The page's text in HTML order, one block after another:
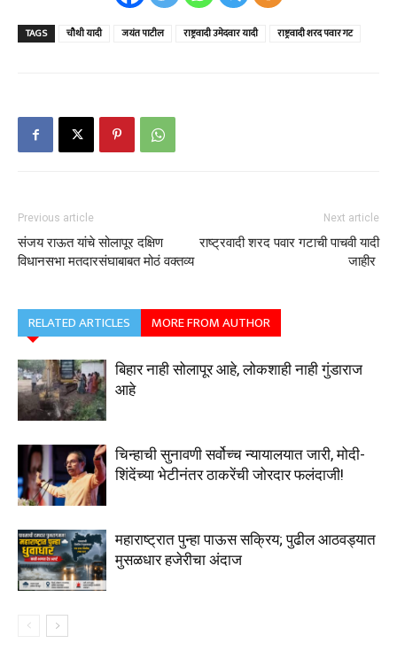
TAGS चौथी यादी जयंत पाटील राष्ट्रवादी उमेदवार यादी राष्ट्रवादी शरद पवार गट
Previous article
संजय राऊत यांचे सोलापूर दक्षिण
विधानसभा मतदारसंघाबाबत मोठं वक्तव्य
Next article
राष्ट्रवादी शरद पवार गटाची पाचवी यादी
जाहीर
RELATED ARTICLES MORE FROM AUTHOR
बिहार नाही सोलापूर आहे, लोकशाही नाही गुंडाराज
आहे
चिन्हाची सुनावणी सर्वोच्च न्यायालयात जारी, मोदी-
शिंदेंच्या भेटीनंतर ठाकरेंची जोरदार फलंदाजी!
महाराष्ट्रात पुन्हा पाऊस सक्रिय; पुढील आठवड्यात
मुसळधार हजेरीचा अंदाज